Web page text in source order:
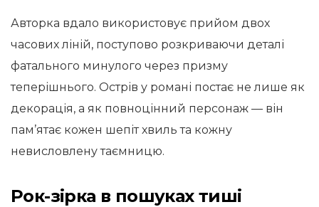
Авторка вдало використовує прийом двох
часових ліній, поступово розкриваючи деталі
фатального минулого через призму
теперішнього. Острів у романі постає не лише як
декорація, а як повноцінний персонаж — він
пам’ятає кожен шепіт хвиль та кожну
невисловлену таємницю.
Рок-зірка в пошуках тиші